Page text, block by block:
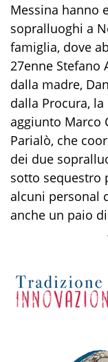
Messina hanno
sopralluoghi a
famiglia, dove
27enne Stefano
dalla madre,
dalla Procura,
aggiunto Marco
Parialò, che
dei due
sotto sequestro
alcuni personal
anche un paio